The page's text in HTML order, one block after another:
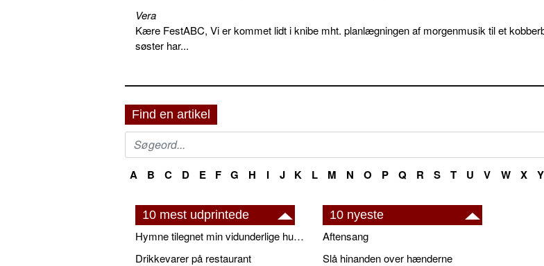
Vera
Kære FestABC, Vi er kommet lidt i knibe mht. planlægningen af morgenmusik til et
søster har...
Find en artikel
A B C D E F G H I J K L M N O P Q R S T U V W X Y
10 mest udprintede
Hymne tilegnet min vidunderlige husbond
Drikkevarer på restaurant
10 nyeste
Aftensang
Slå hinanden over hænderne